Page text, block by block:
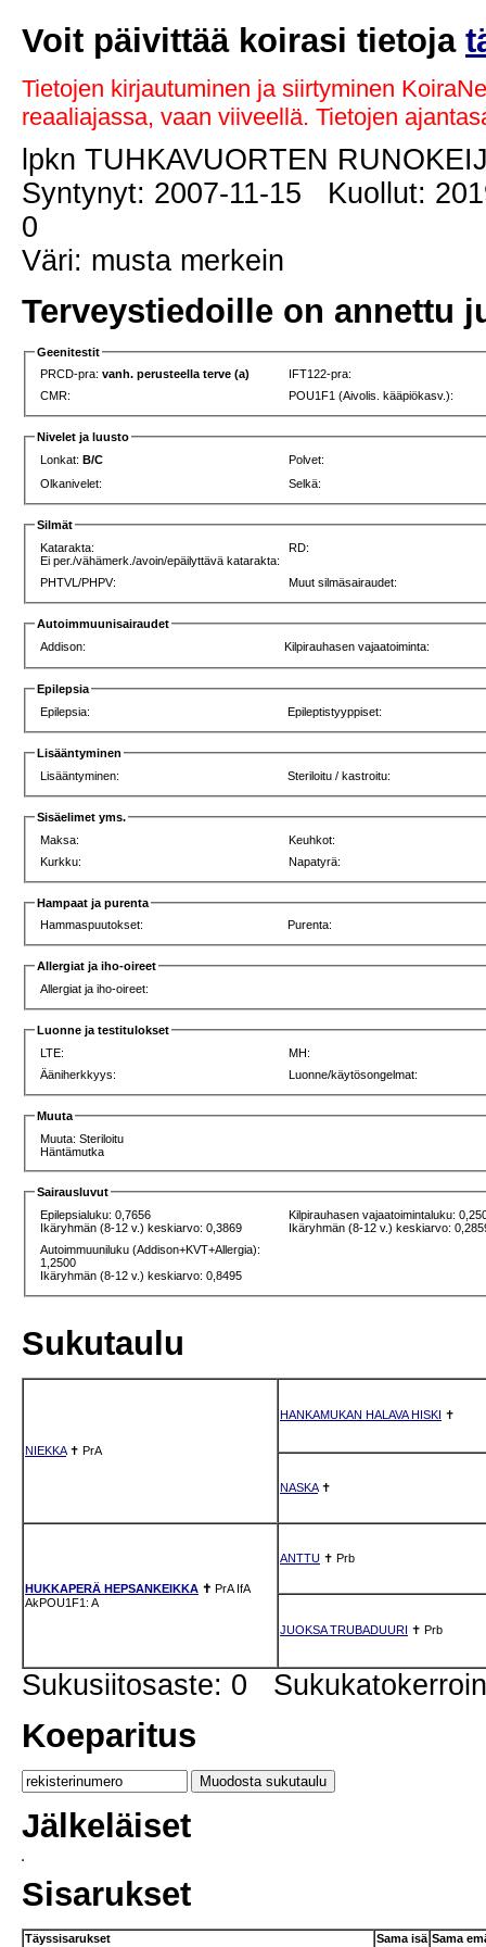
Voit päivittää koirasi tietoja
Tietojen kirjautuminen ja siirtyminen
reaaliajassa, vaan viiveellä. Tietojen
lpkn TUHKAVUORTEN
Syntynyt: 2007-11-15 Kuollut:
0
Väri: musta merkein
Terveystiedoille on annettu
Geenitestit
PRCD-pra:vanh. perusteella terve (a)
IFT122-pra:
CMR:
POU1F1 (Aivolis. kääpiökasv.):
Nivelet ja luusto
Lonkat:B/C
Polvet:
Olkanivelet:
Selkä:
Silmät
Katarakta:
Ei per./vähämerk./avoin/epäilyttävä katarakta:
RD:
PHTVL/PHPV: Muut silmäsairaudet:
Autoimmuunisairaudet
Addison:
Kilpirauhasen vajaatoiminta:
Epilepsia
Epilepsia:
Epileptistyyppiset:
Lisääntyminen
Lisääntyminen:
Steriloitu / kastroitu:
Sisäelimet yms.
Maksa:
Keuhkot:
Kurkku:
Napatyrä:
Hampaat ja purenta
Hammaspuutokset:
Purenta:
Allergiat ja iho-oireet
Allergiat ja iho-oireet:
Luonne ja testitulokset
LTE:
MH:
Ääniherkkyys:
Luonne/käytösongelmat:
Muuta
Muuta: Steriloitu
Häntämutka
Sairausluvut
Epilepsialuku: 0,7656
Ikäryhmän (8-12 v.) keskiarvo: 0,3869
Kilpirauhasen vajaatoimintaluku:
Ikäryhmän (8-12 v.) keskiarvo:
Autoimmuuniluku (Addison+KVT+Allergia):
1,2500
Ikäryhmän (8-12 v.) keskiarvo: 0,8495
Sukutaulu
NIEKKA✝ PrA
HANKAMUKAN HALAVA HISKI ✝
NASKA✝
HUKKAPERÄ HEPSANKEIKKA ✝ PrA IfA
AkPOU1F1: A
ANTTU ✝ Prb
JUOKSA TRUBADUURI ✝ Prb
Sukusiitosaste: 0
Koeparitus
Jälkeläiset
Sisarukset
Täyssisarukset
Sama isä Sama